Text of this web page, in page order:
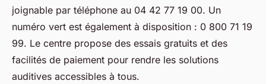
joignable par téléphone au 04 42 77 19 00. Un
numéro vert est également à disposition : 0 800 71 19
99. Le centre propose des essais gratuits et des
facilités de paiement pour rendre les solutions
auditives accessibles à tous.